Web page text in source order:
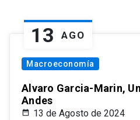
13 AGO
Macroeconomía
Alvaro Garcia-Marin,
Andes
13 de Agosto de 2024